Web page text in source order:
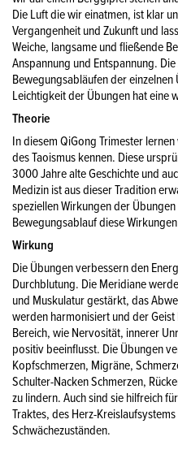
Die Luft die wir einatmen, ist klar
Vergangenheit und Zukunft und
Weiche, langsame und fließende
Anspannung und Entspannung.
Bewegungsabläufen der
Leichtigkeit der Übungen hat eine
Theorie
In diesem QiGong Trimester
des Taoismus kennen. Diese
3000 Jahre alte Geschichte und
Medizin ist aus dieser Tradition
speziellen Wirkungen der
Bewegungsablauf diese
Wirkung
Die Übungen verbessern den
Durchblutung. Die Meridiane
und Muskulatur gestärkt, das
werden harmonisiert und der
Bereich, wie Nervosität, innerer
positiv beeinflusst. Die Übungen
Kopfschmerzen, Migräne,
Schulter-Nacken Schmerzen,
zu lindern. Auch sind sie hilfreich
Traktes, des Herz-
Schwächezuständen.